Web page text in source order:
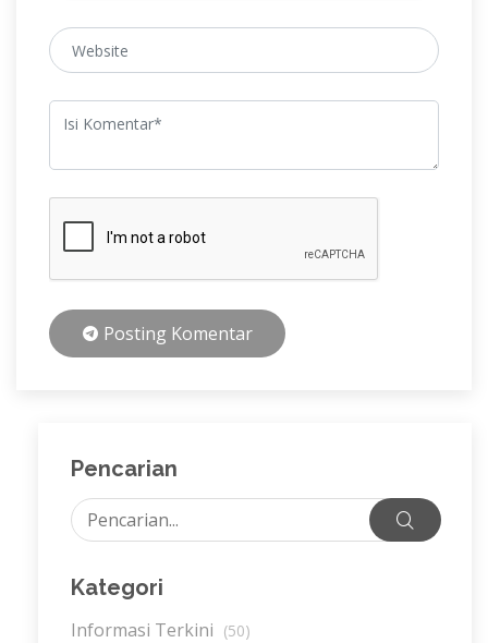
Posting Komentar
Pencarian
Kategori
Informasi Terkini (50)